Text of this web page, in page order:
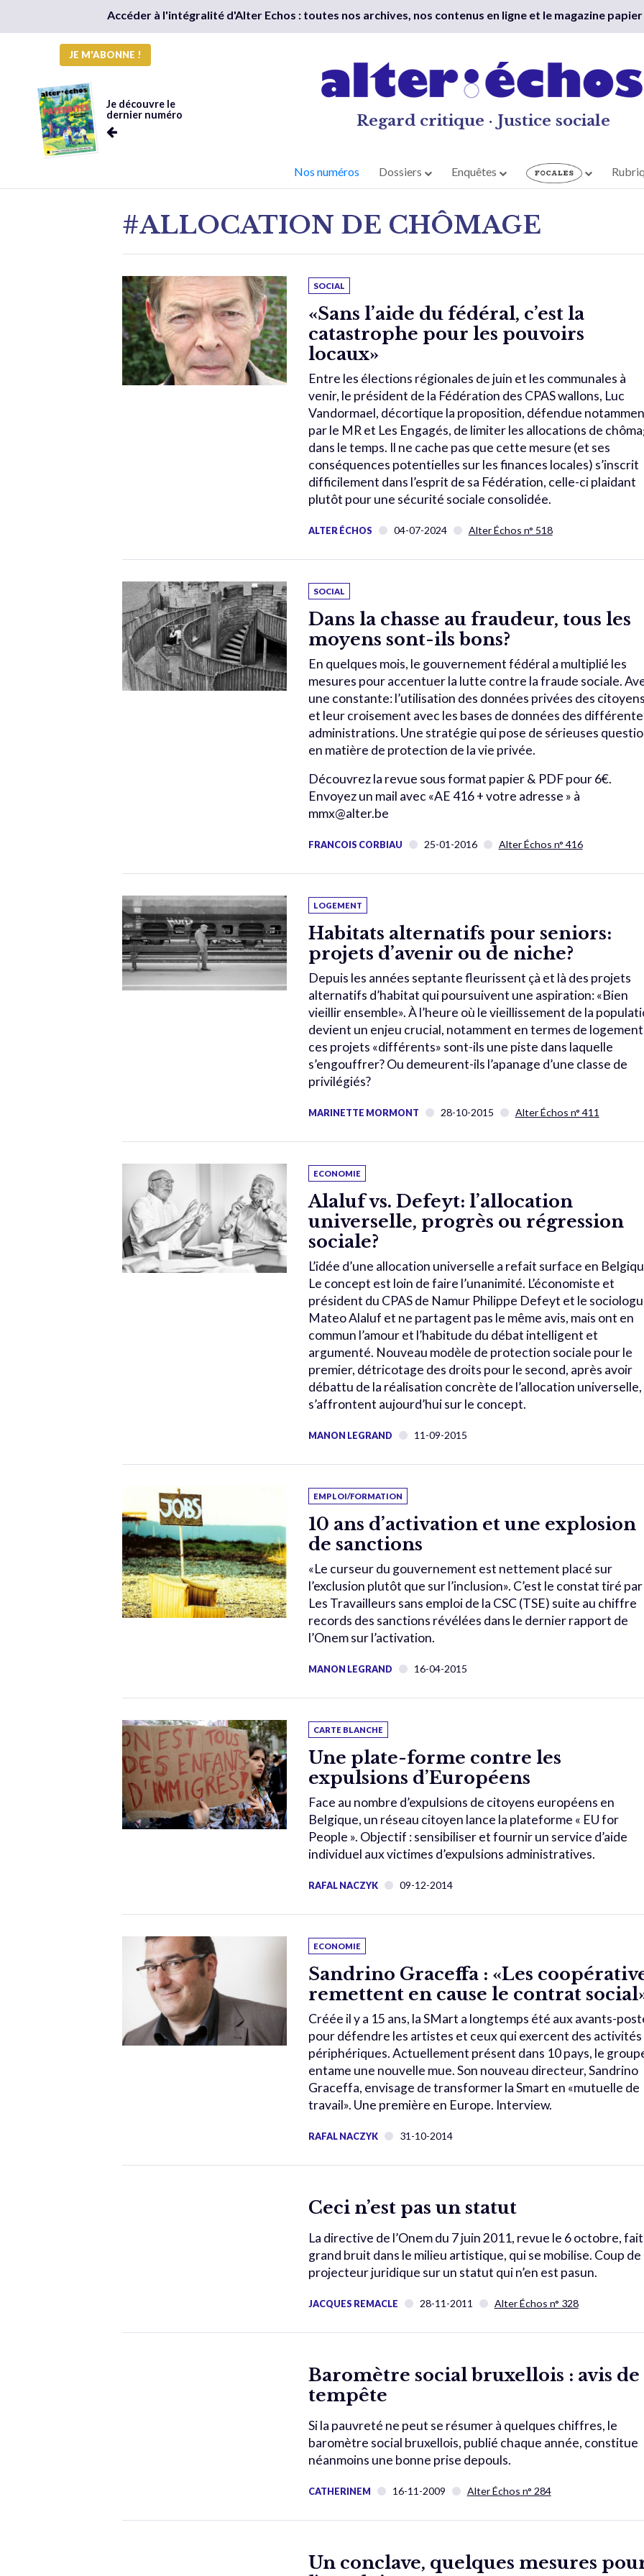
Accéder à l'intégralité d'Alter Echos : toutes nos archives, nos contenus en ligne et le magazine papier
JE M'ABONNE !
Je découvre le
dernier numéro
Regard critique · Justice sociale
Nos numéros Dossiers Enquêtes
#ALLOCATION DE CHÔMAGE
SOCIAL
«Sans l’aide du fédéral, c’est la
catastrophe pour les pouvoirs
locaux»
Entre les élections régionales de juin et les communales à
venir, le président de la Fédération des CPAS wallons, Luc
Vandormael, décortique la proposition, défendue
par le MR et Les Engagés, de limiter les allocations de
dans le temps. Il ne cache pas que cette mesure (et ses
conséquences potentielles sur les finances locales) s’inscrit
difficilement dans l’esprit de sa Fédération, celle-ci plaidant
plutôt pour une sécurité sociale consolidée.
ALTER ÉCHOS 04-07-2024 Alter Échos n° 518
SOCIAL
Dans la chasse au fraudeur, tous les
moyens sont-ils bons?
En quelques mois, le gouvernement fédéral a multiplié les
mesures pour accentuer la lutte contre la fraude sociale.
une constante: l’utilisation des données privées des citoyens
et leur croisement avec les bases de données des
administrations. Une stratégie qui pose de sérieuses
en matière de protection de la vie privée.
Découvrez la revue sous format papier & PDF pour 6€.
Envoyez un mail avec «AE 416 + votre adresse » à
mmx@alter.be
FRANCOIS CORBIAU 25-01-2016 Alter Échos n° 416
LOGEMENT
Habitats alternatifs pour seniors:
projets d’avenir ou de niche?
Depuis les années septante fleurissent çà et là des projets
alternatifs d’habitat qui poursuivent une aspiration: «Bien
vieillir ensemble». À l’heure où le vieillissement de la
devient un enjeu crucial, notamment en termes de
ces projets «différents» sont-ils une piste dans laquelle
s’engouffrer? Ou demeurent-ils l’apanage d’une classe de
privilégiés?
MARINETTE MORMONT 28-10-2015 Alter Échos n° 411
ECONOMIE
Alaluf vs. Defeyt: l’allocation
universelle, progrès ou régression
sociale?
L’idée d’une allocation universelle a refait surface en
Le concept est loin de faire l’unanimité. L’économiste et
président du CPAS de Namur Philippe Defeyt et le
Mateo Alaluf et ne partagent pas le même avis, mais ont en
commun l’amour et l’habitude du débat intelligent et
argumenté. Nouveau modèle de protection sociale pour le
premier, détricotage des droits pour le second, après avoir
débattu de la réalisation concrète de l’allocation universelle,
s’affrontent aujourd’hui sur le concept.
MANON LEGRAND 11-09-2015
EMPLOI/FORMATION
10 ans d’activation et une explosion
de sanctions
«Le curseur du gouvernement est nettement placé sur
l’exclusion plutôt que sur l’inclusion». C’est le constat tiré par
Les Travailleurs sans emploi de la CSC (TSE) suite au chiffre
records des sanctions révélées dans le dernier rapport de
l’Onem sur l’activation.
MANON LEGRAND 16-04-2015
CARTE BLANCHE
Une plate-forme contre les
expulsions d’Européens
Face au nombre d’expulsions de citoyens européens en
Belgique, un réseau citoyen lance la plateforme « EU for
People ». Objectif : sensibiliser et fournir un service d’aide
individuel aux victimes d’expulsions administratives.
RAFAL NACZYK 09-12-2014
ECONOMIE
Sandrino Graceffa : «Les
remettent en cause le contrat
Créée il y a 15 ans, la SMart a longtemps été aux avants-
pour défendre les artistes et ceux qui exercent des activités
périphériques. Actuellement présent dans 10 pays, le
entame une nouvelle mue. Son nouveau directeur, Sandrino
Graceffa, envisage de transformer la Smart en «mutuelle de
travail». Une première en Europe. Interview.
RAFAL NACZYK 31-10-2014
Ceci n’est pas un statut
La directive de l’Onem du 7 juin 2011, revue le 6 octobre, fait
grand bruit dans le milieu artistique, qui se mobilise. Coup de
projecteur juridique sur un statut qui n’en est pasun.
JACQUES REMACLE 28-11-2011 Alter Échos n° 328
Baromètre social bruxellois : avis de
tempête
Si la pauvreté ne peut se résumer à quelques chiffres, le
baromètre social bruxellois, publié chaque année, constitue
néanmoins une bonne prise depouls.
CATHERINEM 16-11-2009 Alter Échos n° 284
Un conclave, quelques mesures